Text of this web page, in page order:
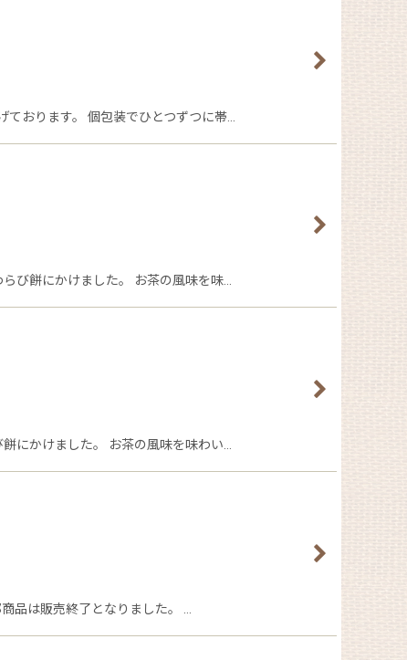
おります。 個包装でひとつずつに帯…
び餅にかけました。 お茶の風味を味…
かけました。 お茶の風味を味わい…
品は販売終了となりました。 …